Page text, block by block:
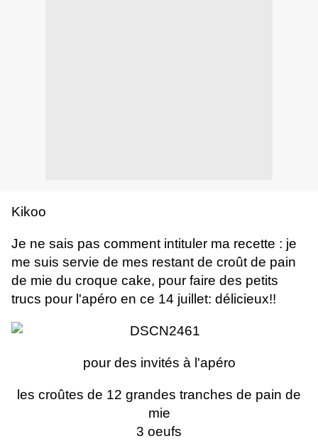
Kikoo
Je ne sais pas comment intituler ma recette : je
me suis servie de mes restant de croût de pain
de mie du croque cake, pour faire des petits
trucs pour l'apéro en ce 14 juillet: délicieux!!
pour des invités à l'apéro
les croûtes de 12 grandes tranches de pain de
mie
3 oeufs